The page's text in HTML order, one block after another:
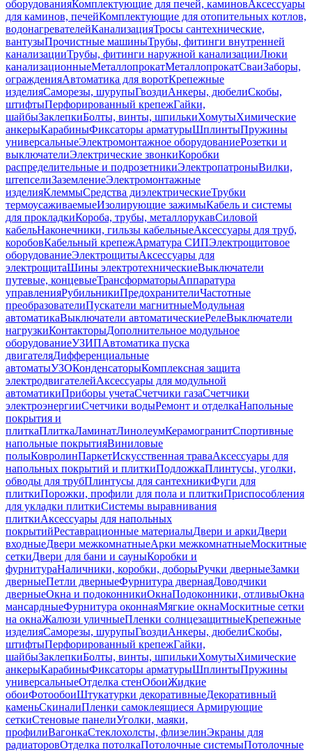
оборудованияКомплектующие для печей, каминовАксессуары
для каминов, печейКомплектующие для отопительных котлов,
водонагревателейКанализацияТросы сантехнические,
вантузыПрочистные машиныТрубы, фитинги внутренней
канализацииТрубы, фитинги наружной канализацииЛюки
канализационныеМеталлопрокатМеталлопрокатСваиЗаборы,
огражденияАвтоматика для воротКрепежные
изделияСаморезы, шурупыГвоздиАнкеры, дюбелиСкобы,
штифтыПерфорированный крепежГайки,
шайбыЗаклепкиБолты, винты, шпилькиХомутыХимические
анкерыКарабиныФиксаторы арматурыШплинтыПружины
универсальныеЭлектромонтажное оборудованиеРозетки и
выключателиЭлектрические звонкиКоробки
распределительные и подрозетникиЭлектропатроныВилки,
штепселиЗаземлениеЭлектромонтажные
изделияКлеммыСредства диэлектрическиеТрубки
термоусаживаемыеИзолирующие зажимыКабель и системы
для прокладкиКороба, трубы, металлорукавСиловой
кабельНаконечники, гильзы кабельныеАксессуары для труб,
коробовКабельный крепежАрматура СИПЭлектрощитовое
оборудованиеЭлектрощитыАксессуары для
электрощитаШины электротехническиеВыключатели
путевые, концевыеТрансформаторыАппаратура
управленияРубильникиПредохранителиЧастотные
преобразователиПускатели магнитныеМодульная
автоматикаВыключатели автоматическиеРелеВыключатели
нагрузкиКонтакторыДополнительное модульное
оборудованиеУЗИПАвтоматика пуска
двигателяДифференциальные
автоматыУЗОКонденсаторыКомплексная защита
электродвигателейАксессуары для модульной
автоматикиПриборы учетаСчетчики газаСчетчики
электроэнергииСчетчики водыРемонт и отделкаНапольные
покрытия и
плиткаПлиткаЛаминатЛинолеумКерамогранитСпортивные
напольные покрытияВиниловые
полыКовролинПаркетИскусственная траваАксессуары для
напольных покрытий и плиткиПодложкаПлинтусы, уголки,
обводы для трубПлинтусы для сантехникиФуги для
плиткиПорожки, профили для пола и плиткиПриспособления
для укладки плиткиСистемы выравнивания
плиткиАксессуары для напольных
покрытийРеставрационные материалыДвери и аркиДвери
входныеДвери межкомнатныеАрки межкомнатныеМоскитные
сеткиДвери для бани и сауныКоробки и
фурнитураНаличники, коробки, доборыРучки дверныеЗамки
дверныеПетли дверныеФурнитура двернаяДоводчики
дверныеОкна и подоконникиОкнаПодоконники, отливыОкна
мансардныеФурнитура оконнаяМягкие окнаМоскитные сетки
на окнаЖалюзи уличныеПленки солнцезащитныеКрепежные
изделияСаморезы, шурупыГвоздиАнкеры, дюбелиСкобы,
штифтыПерфорированный крепежГайки,
шайбыЗаклепкиБолты, винты, шпилькиХомутыХимические
анкерыКарабиныФиксаторы арматурыШплинтыПружины
универсальныеОтделка стенОбоиЖидкие
обоиФотообоиШтукатурки декоративныеДекоративный
каменьСкиналиПленки самоклеящиеся Армирующие
сеткиСтеновые панелиУголки, маяки,
профилиВагонкаСтеклохолсты, флизелинЭкраны для
радиаторовОтделка потолкаПотолочные системыПотолочные